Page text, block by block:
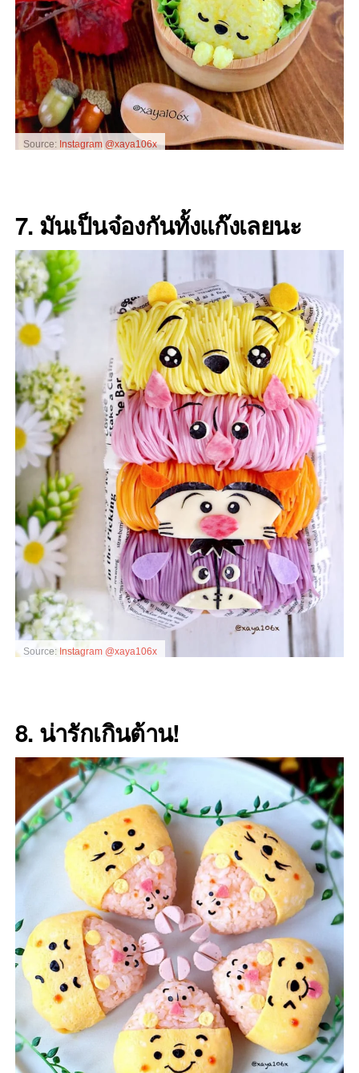
Source: Instagram @xaya106x
7. มันเป็นจ๋องกันทั้งแก๊งเลยนะ
Source: Instagram @xaya106x
8. น่ารักเกินต้าน!